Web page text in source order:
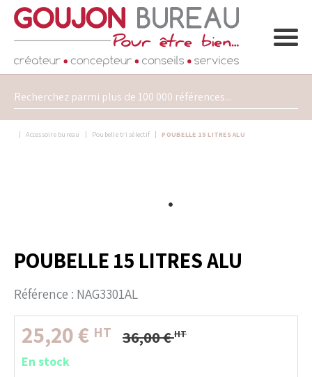
Accessoire bureau Poubelle tri sélectif POUBELLE 15 LITRES ALU
POUBELLE 15 LITRES ALU
Référence : NAG3301AL
36,00€ HT
25,20€ HT
En stock